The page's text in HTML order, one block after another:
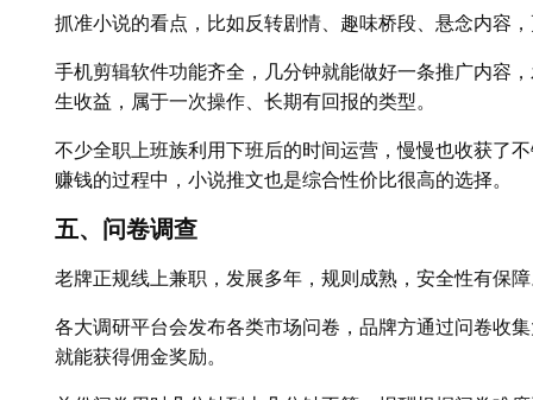
抓准小说的看点，比如反转剧情、趣味桥段、悬念内容
手机剪辑软件功能齐全，几分钟就能做好一条推广内容
生收益，属于一次操作、长期有回报的类型。
不少全职上班族利用下班后的时间运营，慢慢也收获了
赚钱的过程中，小说推文也是综合性价比很高的选择。
五、问卷调查
老牌正规线上兼职，发展多年，规则成熟，安全性有保
各大调研平台会发布各类市场问卷，品牌方通过问卷收
就能获得佣金奖励。